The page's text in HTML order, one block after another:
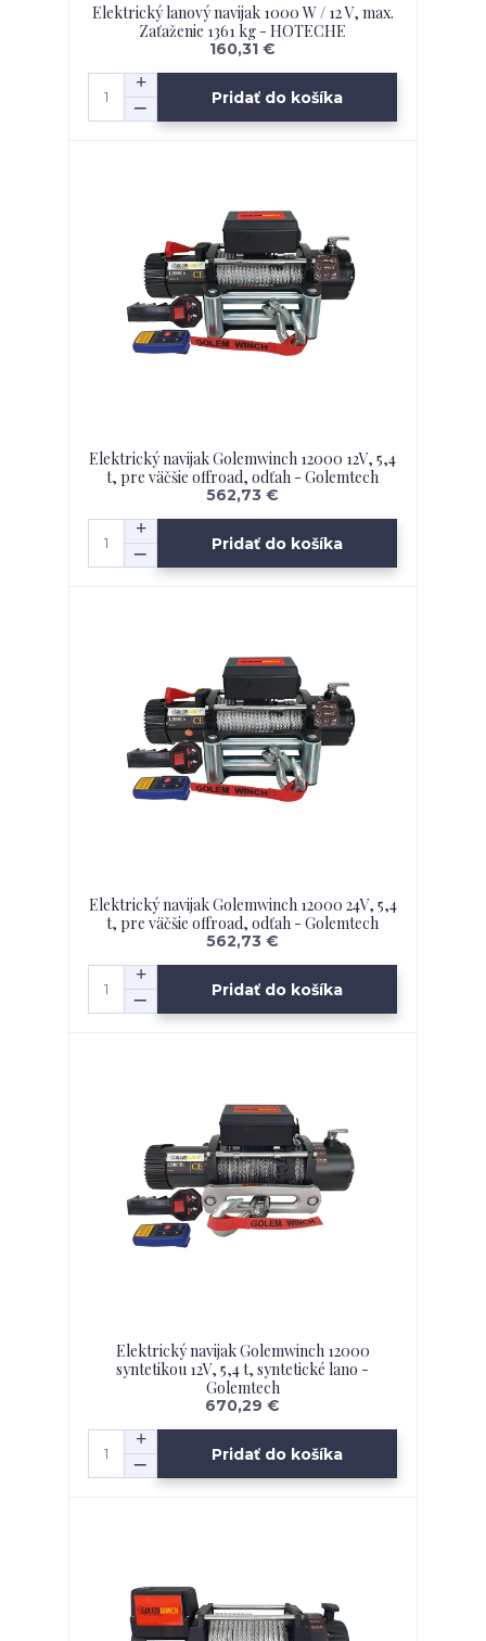
Elektrický lanový navijak 1000 W / 12 V, max.
Zaťaženie 1361 kg - HOTECHE
160,31 €
Pridať do košíka
Elektrický navijak Golemwinch 12000 12V, 5,4
t, pre väčšie offroad, odťah - Golemtech
562,73 €
Pridať do košíka
Elektrický navijak Golemwinch 12000 24V, 5,4
t, pre väčšie offroad, odťah - Golemtech
562,73 €
Pridať do košíka
Elektrický navijak Golemwinch 12000
syntetikou 12V, 5,4 t, syntetické lano -
Golemtech
670,29 €
Pridať do košíka